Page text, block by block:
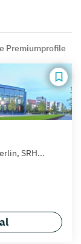
Premiumprofile
SRH...